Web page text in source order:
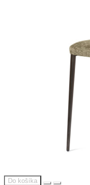
Do košíka